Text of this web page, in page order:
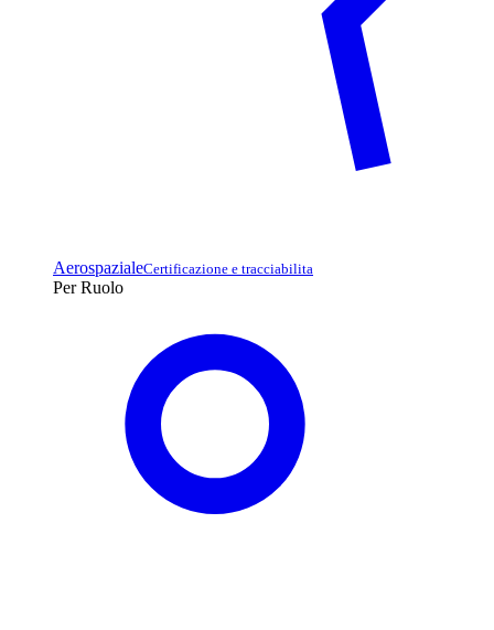
AerospazialeCertificazione e tracciabilita
Per Ruolo